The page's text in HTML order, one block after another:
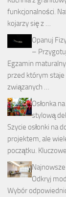
funkcjonalności.
kojarzy się z …
Opanuj
–
Egzamin
przed którym
związanych …
Osłonka
stylową
Szycie osłonki na
projektem, ale
początku.
Odkryj
Wybór